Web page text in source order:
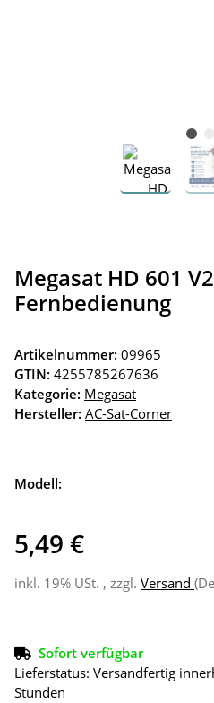
Megasat HD 601
Fernbedienung
Artikelnummer: 09965
GTIN: 4255785267636
Kategorie: Megasat
Hersteller: AC-Sat-Corner
Modell:
5,49 €
inkl. 19% USt. , zzgl. Versand
Sofort verfügbar
Lieferstatus: Versandfertig
Stunden